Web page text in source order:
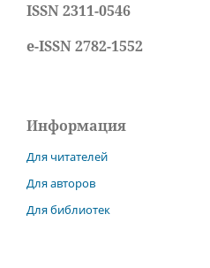
ISSN 2311-0546
e-ISSN 2782-1552
Информация
Для читателей
Для авторов
Для библиотек